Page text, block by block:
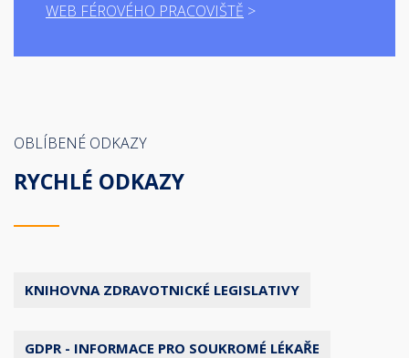
WEB FÉROVÉHO PRACOVIŠTĚ
OBLÍBENÉ ODKAZY
RYCHLÉ ODKAZY
KNIHOVNA ZDRAVOTNICKÉ LEGISLATIVY
GDPR - INFORMACE PRO SOUKROMÉ LÉKAŘE